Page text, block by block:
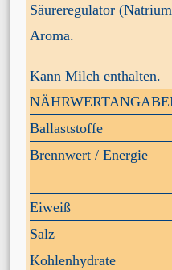
Säureregulator
Aroma.
Kann Milch enthalten.
Ballaststoffe
Brennwert / Energie
Eiweiß
Salz
Kohlenhydrate